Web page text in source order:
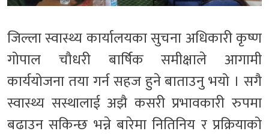
जिल्ला स्वास्थ्य कार्यालयका सुचना अधिकारी कृष्ण
गोपाल चौधरी बार्षिक समीक्षाले आगामी
कार्ययोजना तया गर्न सहज हुने बाताउनु भयो । सगै
स्वास्थ्य सस्थालाई अझै कसरी प्रभावकारी रुपमा
बढाउन सकिन्छ भन्ने बारेमा नितिनिय र प्रक्रियाको